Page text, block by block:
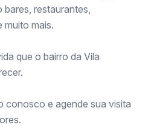
restaurantes,
muito mais.
que o bairro da Vila
conosco e agende sua visita